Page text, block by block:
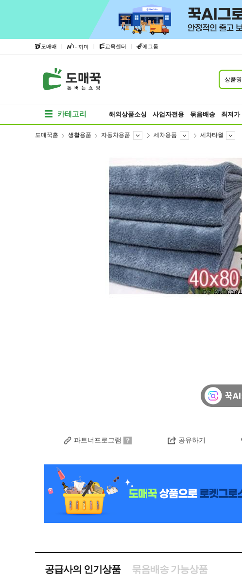
도매매 | 나까마 | 교육센터 | 에그돔
상품명
카테고리 해외상품소싱 사업자전용 묶음배송 최저가
도매꾹홈 생활용품 자동차용품 세차용품 세차타월
파트너프로그램 공유하기
공급사의 인기상품 묶음배송 가능상품